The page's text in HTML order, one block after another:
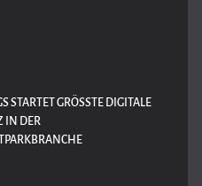
STARTET GRÖSSTE DIGITALE A
DER F